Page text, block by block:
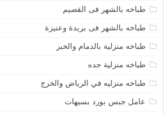
طباخه بالشهر فى القصيم
طباخه بالشهر فى بريدة وعنيزة
طباخه منزلية بالدمام والخبر
طباخه منزلية جده
طباخه منزليه في الرياض والخرج
عامل جبس بورد بسيهات